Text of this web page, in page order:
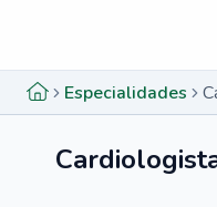
Especialidades